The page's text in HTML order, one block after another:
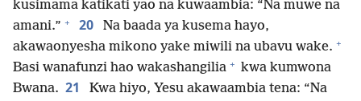
kusimama katikati yao na kuwaambia: “Na muwe na
amani.” + 20
Na baada ya kusema hayo,
akawaonyesha mikono yake miwili na ubavu wake. +
Basi wanafunzi hao wakashangilia + kwa kumwona
Bwana. 21
Kwa hiyo, Yesu akawaambia tena: “Na